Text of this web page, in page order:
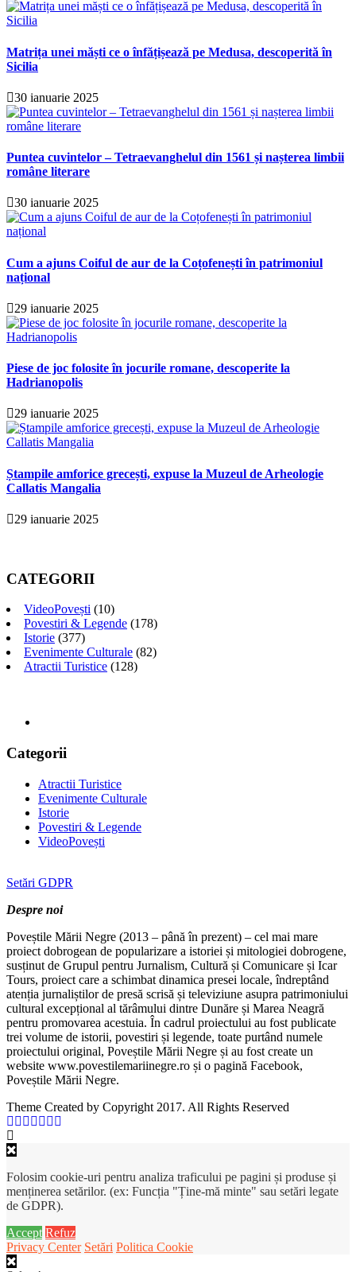
Matrița unei măști ce o înfățișează pe Medusa, descoperită în
Sicilia
30 ianuarie 2025
Puntea cuvintelor – Tetraevanghelul din 1561 și nașterea limbii
române literare
30 ianuarie 2025
Cum a ajuns Coiful de aur de la Coțofenești în patrimoniul
național
29 ianuarie 2025
Piese de joc folosite în jocurile romane, descoperite la
Hadrianopolis
29 ianuarie 2025
Ștampile amforice grecești, expuse la Muzeul de Arheologie
Callatis Mangalia
29 ianuarie 2025
CATEGORII
VideoPovești (10)
Povestiri & Legende (178)
Istorie (377)
Evenimente Culturale (82)
Atractii Turistice (128)
Categorii
Atractii Turistice
Evenimente Culturale
Istorie
Povestiri & Legende
VideoPovești
Setări GDPR
Despre noi
Poveștile Mării Negre (2013 – până în prezent) – cel mai mare
proiect dobrogean de popularizare a istoriei și mitologiei dobrogene,
susținut de Grupul pentru Jurnalism, Cultură și Comunicare și Icar
Tours, proiect care a schimbat dinamica presei locale, îndreptând
atenția jurnaliștilor de presă scrisă și televiziune asupra patrimoniului
cultural excepțional al tărâmului dintre Dunăre și Marea Neagră
pentru promovarea acestuia. În cadrul proiectului au fost publicate
trei volume de istorii, povestiri și legende, toate purtând numele
proiectului original, Poveștile Mării Negre și au fost create un
website www.povestilemariinegre.ro și o pagină Facebook,
Poveștile Mării Negre.
Theme Created by Copyright 2017. All Rights Reserved
Folosim cookie-uri pentru analiza traficului pe pagini și produse și
menținerea setărilor. (ex: Funcția "Ține-mă minte" sau setări legate
de GDPR).
Accept Refuz
Privacy Center Setări Politica Cookie